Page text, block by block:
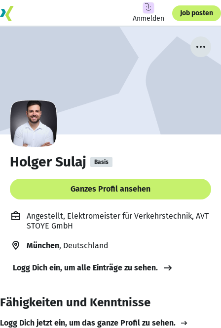
Anmelden
Job posten
Holger Sulaj Basis
Ganzes Profil ansehen
Angestellt, Elektromeister für Verkehrstechnik, AVT
STOYE GmbH
München, Deutschland
Logg Dich ein, um alle Einträge zu sehen.
Fähigkeiten und Kenntnisse
Logg Dich jetzt ein, um das ganze Profil zu sehen.